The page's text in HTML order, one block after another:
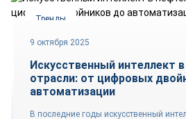
Тренды
9 октября 2025
Искусственный интеллект
отрасли: от цифровых
автоматизации
В последние годы искусственный